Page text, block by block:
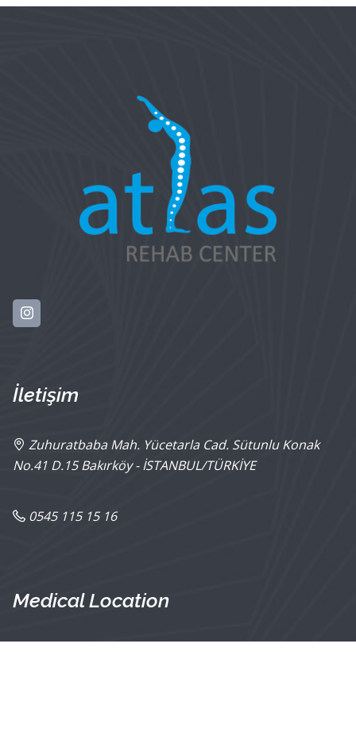
İletişim
Zuhuratbaba Mah. Yücetarla Cad. Sütunlu Konak
No.41 D.15 Bakırköy - İSTANBUL/TÜRKİYE
0545 115 15 16
Medical Location